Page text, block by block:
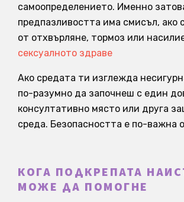
самоопределението. Именно
предпазливостта има смисъл, ако
от отхвърляне, тормоз или
сексуалното здраве
Ако средата ти изглежда
по-разумно да започнеш с един
консултативно място или друга
среда. Безопасността е по-важна
КОГА ПОДКРЕПАТА
МОЖЕ ДА ПОМОГНЕ